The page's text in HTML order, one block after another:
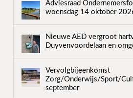
Adviesraad
woensdag 14 oktober
Nieuwe AED vergroot
Duyvenvoordelaan en
Vervolgbijeenkomst
Zorg/Onderwijs/Sport/
september